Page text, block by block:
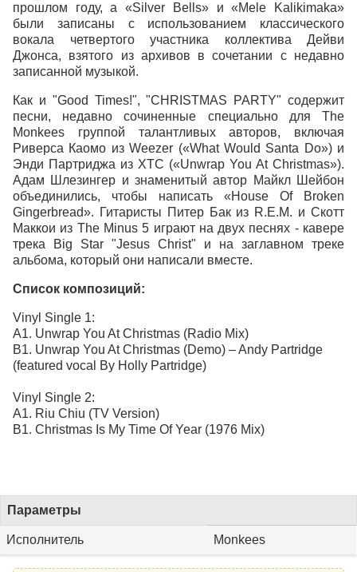
прошлом году, а «Silver Bells» и «Mele Kalikimaka»
были записаны с использованием классического
вокала четвертого участника коллектива Дейви
Джонса, взятого из архивов в сочетании с недавно
записанной музыкой.
Как и "Good Times!", "CHRISTMAS PARTY" содержит
песни, недавно сочиненные специально для The
Monkees группой талантливых авторов, включая
Риверса Каомо из Weezer («What Would Santa Do») и
Энди Партриджа из XTC («Unwrap You At Christmas»).
Адам Шлезингер и знаменитый автор Майкл Шейбон
объединились, чтобы написать «House Of Broken
Gingerbread». Гитаристы Питер Бак из R.E.M. и Скотт
Маккои из The Minus 5 играют на двух песнях - кавере
трека Big Star "Jesus Christ" и на заглавном треке
альбома, который они написали вместе.
Список композиций:
Vinyl Single 1:
A1. Unwrap You At Christmas (Radio Mix)
B1. Unwrap You At Christmas (Demo) – Andy Partridge
(featured vocal By Holly Partridge)
Vinyl Single 2:
A1. Riu Chiu (TV Version)
B1. Christmas Is My Time Of Year (1976 Mix)
Параметры
Исполнитель Monkees